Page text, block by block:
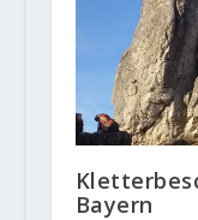
Bayern